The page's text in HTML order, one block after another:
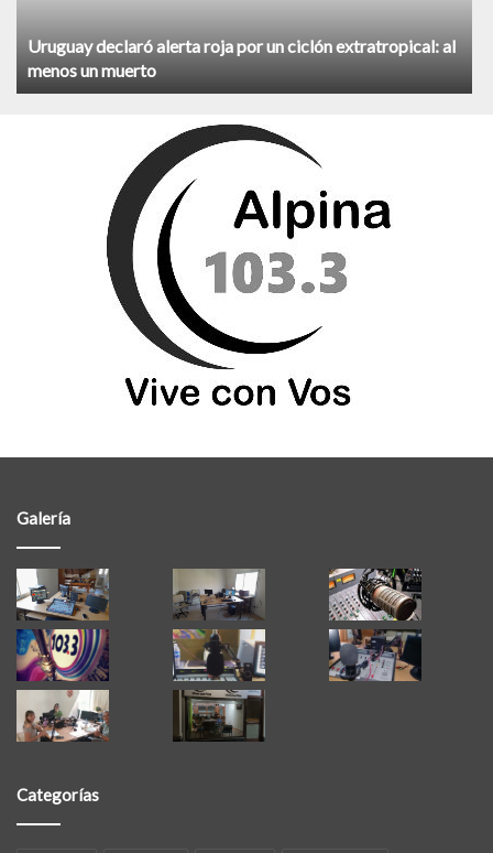
Uruguay declaró alerta roja por un ciclón extratropical: al
menos un muerto
Galería
Categorías